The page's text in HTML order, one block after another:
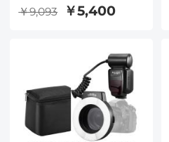
EOS Rカメラ装着 ニコ
￥9,093 ￥5,400